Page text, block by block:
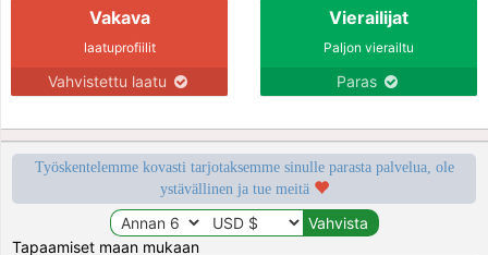
Vakava
laatuprofiilit
Vahvistettu laatu
Vierailijat
Paljon vierailtu
Paras
Työskentelemme kovasti tarjotaksemme sinulle parasta palvelua, ole
ystävällinen ja tue meitä
Tapaamiset maan mukaan